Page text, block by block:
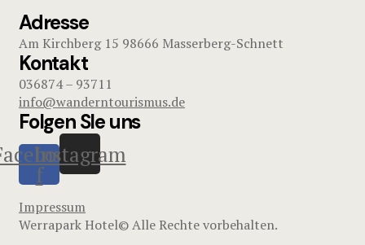
Adresse
Am Kirchberg 15 98666 Masserberg-Schnett
Kontakt
036874 – 93711
info@wanderntourismus.de
Folgen SIe uns
f
Instagram
Impressum
Werrapark Hotel© Alle Rechte vorbehalten.